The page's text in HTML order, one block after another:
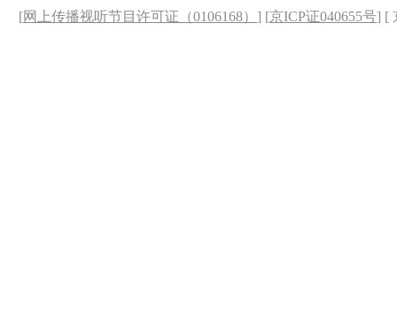
[网上传播视听节目许可证（0106168） ] [京ICP证040655号] [